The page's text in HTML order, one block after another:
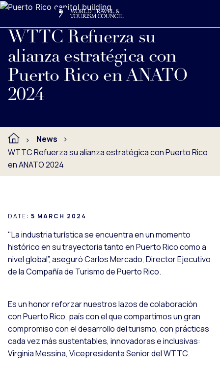
WTTC Refuerza su
alianza estratégica con
Puerto Rico en ANATO
2024
Ver nota de prensa completa debajo.
News
WTTC Refuerza su alianza estratégica con Puerto Rico
en ANATO 2024
DATE: 5 MARCH 2024
"La industria turística se encuentra en un momento
histórico en su trayectoria tanto en Puerto Rico como a
nivel global”, aseguró Carlos Mercado, Director Ejecutivo
de la Compañía de Turismo de Puerto Rico.
Es un honor reforzar nuestros lazos de colaboración
con Puerto Rico, país con el que compartimos un gran
compromiso con el desarrollo del turismo, con prácticas
cada vez más sustentables, innovadoras e inclusivas:
Virginia Messina, Vicepresidenta Senior del WTTC.